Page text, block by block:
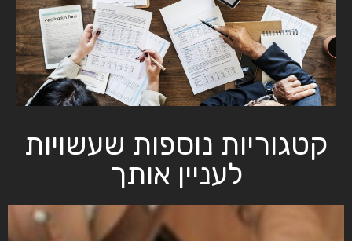
קטגוריות נוספות שעשויות
לעניין אותך